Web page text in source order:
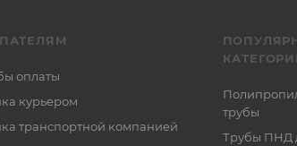
оплаты
курьером
транспортной компанией
трубы
Трубы ПНД